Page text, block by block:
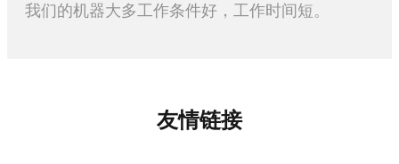
我们的机器大多工作条件好，工作时间短。
友情链接